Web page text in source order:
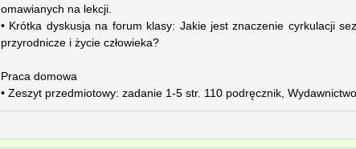
omawianych na lekcji.
• Krótka dyskusja na forum klasy: Jakie jest znaczenie cyrkulacji
przyrodnicze i życie człowieka?
Praca domowa
• Zeszyt przedmiotowy: zadanie 1-5 str. 110 podręcznik,